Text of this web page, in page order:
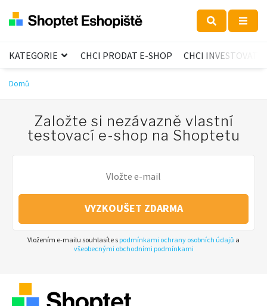
KATEGORIE CHCI PRODAT E-SHOP CHCI INVESTOVAT
Domů
Založte si nezávazně vlastní
testovací e-shop na Shoptetu
VYZKOUŠET ZDARMA
Vložením e-mailu souhlasíte s podmínkami ochrany osobních údajů a
všeobecnými obchodními podmínkami